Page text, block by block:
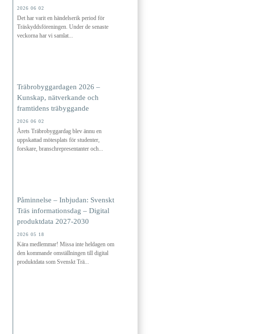
2026 06 02
Det har varit en händelserik period för
Träskyddsföreningen. Under de senaste
veckorna har vi samlat...
Träbrobyggardagen 2026 –
Kunskap, nätverkande och
framtidens träbyggande
2026 06 02
Årets Träbrobyggardag blev ännu en
uppskattad mötesplats för studenter,
forskare, branschrepresentanter och...
Påminnelse – Inbjudan: Svenskt
Träs informationsdag – Digital
produktdata 2027‑2030
2026 05 18
Kära medlemmar! Missa inte heldagen om
den kommande omställningen till digital
produktdata som Svenskt Trä...